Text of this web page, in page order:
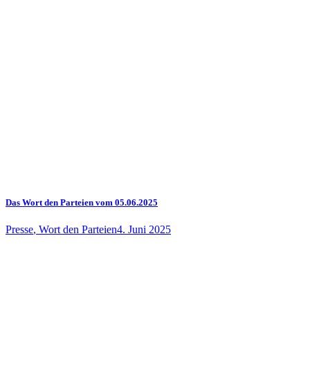
Das Wort den Parteien vom 05.06.2025
Presse, Wort den Parteien4. Juni 2025